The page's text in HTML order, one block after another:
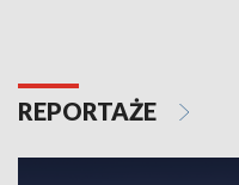
REPORTAŻE